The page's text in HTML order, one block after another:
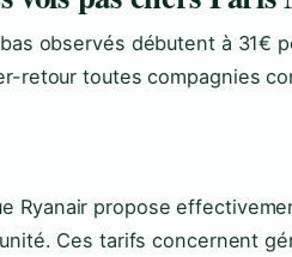
observés débutent à 31€
retour toutes compagnies
Ryanair propose
Ces tarifs concernent